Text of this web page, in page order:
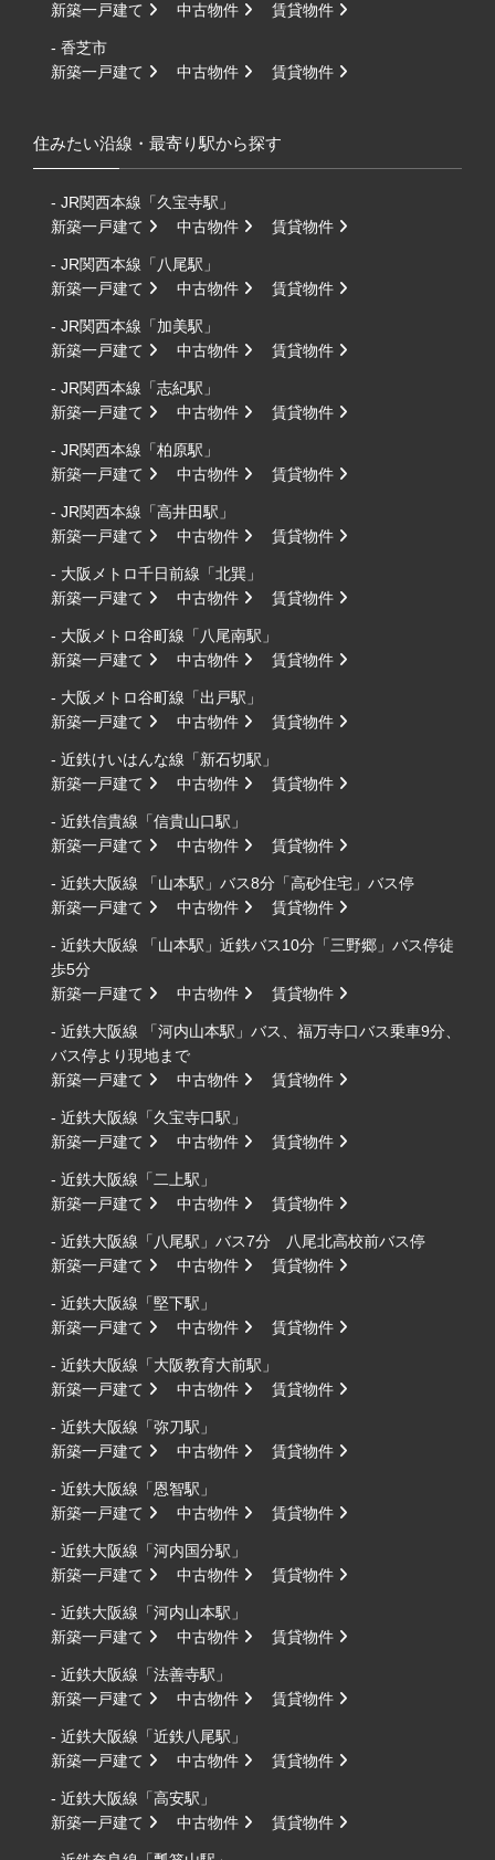
新築一戸建て
中古物件 賃貸物件
- 香芝市
新築一戸建て
中古物件 賃貸物件
住みたい沿線・最寄り駅から探す
- JR関西本線「久宝寺駅」
新築一戸建て
中古物件 賃貸物件
- JR関西本線「八尾駅」
新築一戸建て
中古物件 賃貸物件
- JR関西本線「加美駅」
新築一戸建て
中古物件 賃貸物件
- JR関西本線「志紀駅」
新築一戸建て
中古物件 賃貸物件
- JR関西本線「柏原駅」
新築一戸建て
中古物件 賃貸物件
- JR関西本線「高井田駅」
新築一戸建て
中古物件 賃貸物件
- 大阪メトロ千日前線「北巽」
新築一戸建て
中古物件 賃貸物件
- 大阪メトロ谷町線「八尾南駅」
新築一戸建て
中古物件 賃貸物件
- 大阪メトロ谷町線「出戸駅」
新築一戸建て
中古物件 賃貸物件
- 近鉄けいはんな線「新石切駅」
新築一戸建て
中古物件 賃貸物件
- 近鉄信貴線「信貴山口駅」
新築一戸建て
中古物件 賃貸物件
- 近鉄大阪線 「山本駅」バス8分「高砂住宅」バス停
新築一戸建て
中古物件 賃貸物件
- 近鉄大阪線 「山本駅」近鉄バス10分「三野郷」バス停徒
歩5分
新築一戸建て
中古物件 賃貸物件
- 近鉄大阪線 「河内山本駅」バス、福万寺口バス乗車9分、
バス停より現地まで
新築一戸建て
中古物件 賃貸物件
- 近鉄大阪線「久宝寺口駅」
新築一戸建て
中古物件 賃貸物件
- 近鉄大阪線「二上駅」
新築一戸建て
中古物件 賃貸物件
- 近鉄大阪線「八尾駅」バス7分 八尾北高校前バス停
新築一戸建て
中古物件 賃貸物件
- 近鉄大阪線「堅下駅」
新築一戸建て
中古物件 賃貸物件
- 近鉄大阪線「大阪教育大前駅」
新築一戸建て
中古物件 賃貸物件
- 近鉄大阪線「弥刀駅」
新築一戸建て
中古物件 賃貸物件
- 近鉄大阪線「恩智駅」
新築一戸建て
中古物件 賃貸物件
- 近鉄大阪線「河内国分駅」
新築一戸建て
中古物件 賃貸物件
- 近鉄大阪線「河内山本駅」
新築一戸建て
中古物件 賃貸物件
- 近鉄大阪線「法善寺駅」
新築一戸建て
中古物件 賃貸物件
- 近鉄大阪線「近鉄八尾駅」
新築一戸建て
中古物件 賃貸物件
- 近鉄大阪線「高安駅」
新築一戸建て
中古物件 賃貸物件